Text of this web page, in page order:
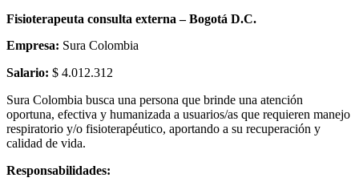
Fisioterapeuta consulta externa – Bogotá D.C.
Empresa: Sura Colombia
Salario: $ 4.012.312
Sura Colombia busca una persona que brinde una atención
oportuna, efectiva y humanizada a usuarios/as que requieren manejo
respiratorio y/o fisioterapéutico, aportando a su recuperación y
calidad de vida.
Responsabilidades: